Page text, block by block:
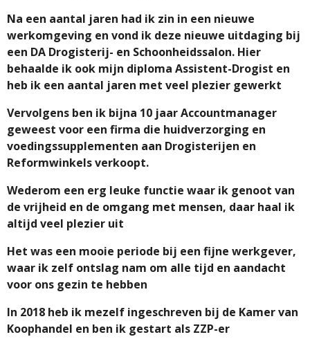
Na een aantal jaren had ik zin in een nieuwe
werkomgeving en vond ik deze nieuwe uitdaging bij
een DA Drogisterij- en Schoonheidssalon. Hier
behaalde ik ook mijn diploma Assistent-Drogist en
heb ik een aantal jaren met veel plezier gewerkt
Vervolgens ben ik bijna 10 jaar Accountmanager
geweest voor een firma die huidverzorging en
voedingssupplementen aan Drogisterijen en
Reformwinkels verkoopt.
Wederom een erg leuke functie waar ik genoot van
de vrijheid en de omgang met mensen, daar haal ik
altijd veel plezier uit
Het was een mooie periode bij een fijne werkgever,
waar ik zelf ontslag nam om alle tijd en aandacht
voor ons gezin te hebben
In 2018 heb ik mezelf ingeschreven bij de Kamer van
Koophandel en ben ik gestart als ZZP-er